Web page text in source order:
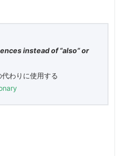
instead of “also” or
代わりに使用する